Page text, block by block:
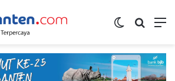
Switch skin